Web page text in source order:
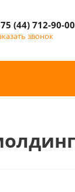
(44) 712-90-00
звонок